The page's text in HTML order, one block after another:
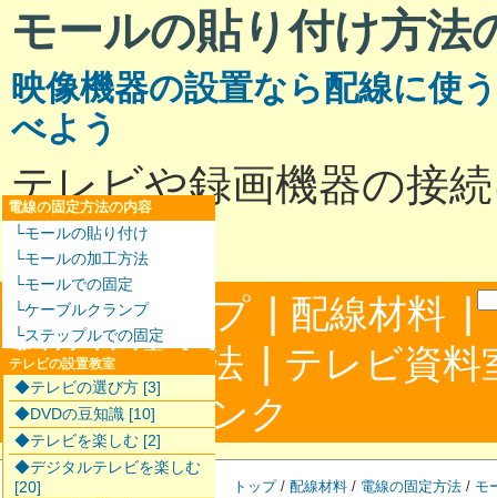
モールの貼り付け方法
映像機器の設置なら配線に使
べよう
テレビや録画機器の接
いて
サイトマップ | 配線材料 |
配線接続方法 | テレビ資料
合わせ|リンク
トップ/ 配線材料 / 電線の固定方法 / モ
電線の固定方法の内容
└モールの貼り付け
└モールの加工方法
└モールでの固定
└ケーブルクランプ
└ステップルでの固定
テレビの設置教室
◆テレビの選び方 [3]
◆DVDの豆知識 [10]
◆テレビを楽しむ [2]
◆デジタルテレビを楽しむ
[20]